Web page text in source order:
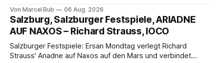
eine bildgewaltige Inszenierung, Maxime Pascal entfaltet
die komplexe Partitur eindrucksvoll, Philippe Sly berührt als
Franziskus.
Von Marcel Bub 06 Aug. 2026
Salzburg, Salzburger Festspiele, ARIADNE
AUF NAXOS – Richard Strauss, IOCO
Salzburger Festspiele: Ersan Mondtag verlegt Richard
Strauss' Ariadne auf Naxos auf den Mars und verbindet